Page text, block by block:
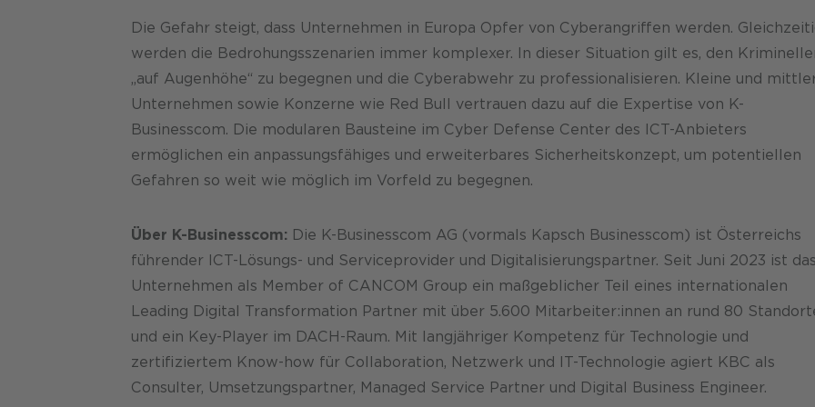
Die Gefahr steigt, dass Unternehmen in Europa Opfer von Cyberangriffen werden.
werden die Bedrohungsszenarien immer komplexer. In dieser Situation gilt es, den
„auf Augenhöhe“ zu begegnen und die Cyberabwehr zu professionalisieren. Kleine und
Unternehmen sowie Konzerne wie Red Bull vertrauen dazu auf die Expertise von K-
Businesscom. Die modularen Bausteine im Cyber Defense Center des ICT-Anbieters
ermöglichen ein anpassungsfähiges und erweiterbares Sicherheitskonzept, um potentiellen
Gefahren so weit wie möglich im Vorfeld zu begegnen.
Über K-Businesscom: Die K-Businesscom AG (vormals Kapsch Businesscom) ist Österreichs
führender ICT-Lösungs- und Serviceprovider und Digitalisierungspartner. Seit Juni 2023 ist das
Unternehmen als Member of CANCOM Group ein maßgeblicher Teil eines internationalen
Leading Digital Transformation Partner mit über 5.600 Mitarbeiter:innen an rund 80
und ein Key-Player im DACH-Raum. Mit langjähriger Kompetenz für Technologie und
zertifiziertem Know-how für Collaboration, Netzwerk und IT-Technologie agiert KBC als
Consulter, Umsetzungspartner, Managed Service Partner und Digital Business Engineer.